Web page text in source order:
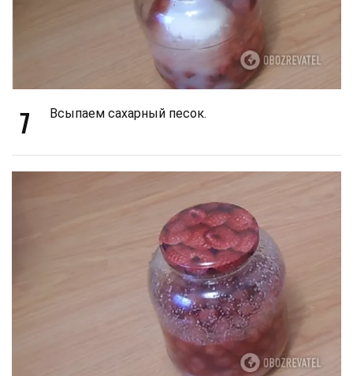
7 Всыпаем сахарный песок.